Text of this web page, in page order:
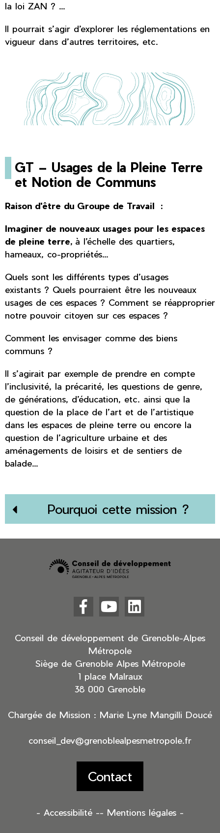
la loi ZAN ? …
Il pourrait s’agir d’explorer les réglementations en
vigueur dans d’autres territoires, etc.
GT – Usages de la Pleine Terre
et Notion de Communs
Raison d'être du Groupe de Travail :
Imaginer de nouveaux usages pour les espaces
de pleine terre, à l’échelle des quartiers,
hameaux, co-propriétés…
Quels sont les différents types d’usages
existants ? Quels pourraient être les nouveaux
usages de ces espaces ? Comment se réapproprier
notre pouvoir citoyen sur ces espaces ?
Comment les envisager comme des biens
communs ?
Il s’agirait par exemple de prendre en compte
l’inclusivité, la précarité, les questions de genre,
de générations, d’éducation, etc. ainsi que la
question de la place de l’art et de l’artistique
dans les espaces de pleine terre ou encore la
question de l’agriculture urbaine et des
aménagements de loisirs et de sentiers de
balade...
Pourquoi cette mission ?
Facebook
fenêtre)
 YouTube
fenêtre)
 LinkedIn
fenêtre)

Conseil de développement de Grenoble-Alpes
Métropole
Siège de Grenoble Alpes Métropole
1 place Malraux
38 000 Grenoble
Chargée de Mission : Marie Lyne Mangilli Doucé
conseil_dev@grenoblealpesmetropole.fr
Contact
- Accessibilité -- Mentions légales -